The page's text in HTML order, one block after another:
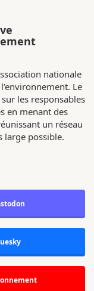
nationale
Le
les responsables
en menant des
un réseau
large possible.